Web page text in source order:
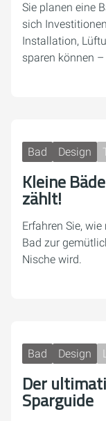
Sie planen eine
sich
Installation,
sparen können
Bad Design
Kleine
zählt!
Erfahren Sie,
Bad zur
Nische wird.
Bad Design
Der
Sparguide